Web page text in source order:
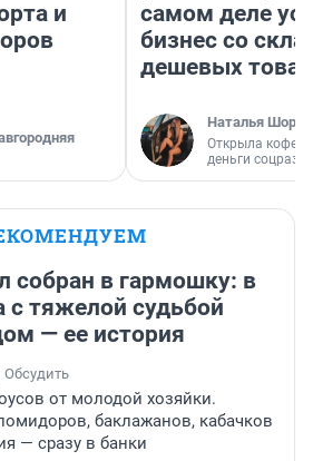
и
самом деле
бизнес со
дешевых
Наталья
Открыла
деньги
собран в гармошку: в
с тяжелой судьбой
— ее история
Обсудить
от молодой хозяйки.
баклажанов, кабачков
— сразу в банки